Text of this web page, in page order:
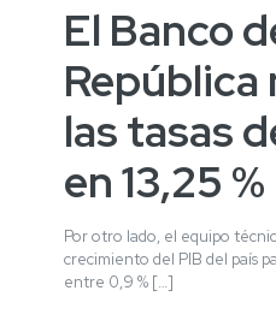
El Banco
las tasas
en 13,25 %
Por otro lado, el equipo
crecimiento del PIB del país
entre 0,9 % […]